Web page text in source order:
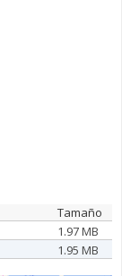
Tamaño
1.97 MB
1.95 MB